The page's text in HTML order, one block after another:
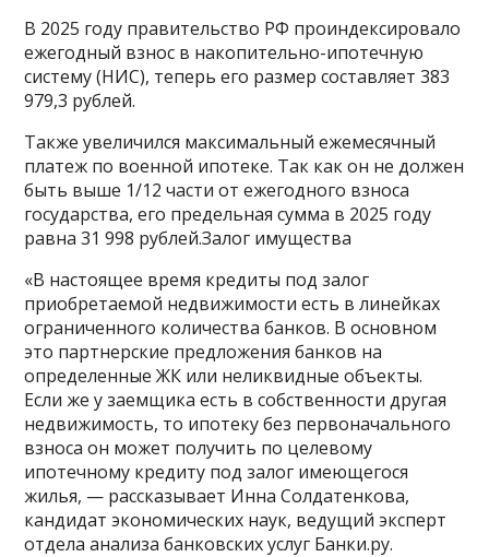
В 2025 году правительство РФ проиндексировало
ежегодный взнос в накопительно-ипотечную
систему (НИС), теперь его размер составляет 383
979,3 рублей.
Также увеличился максимальный ежемесячный
платеж по военной ипотеке. Так как он не должен
быть выше 1/12 части от ежегодного взноса
государства, его предельная сумма в 2025 году
равна 31 998 рублей.Залог имущества
«В настоящее время кредиты под залог
приобретаемой недвижимости есть в линейках
ограниченного количества банков. В основном
это партнерские предложения банков на
определенные ЖК или неликвидные объекты.
Если же у заемщика есть в собственности другая
недвижимость, то ипотеку без первоначального
взноса он может получить по целевому
ипотечному кредиту под залог имеющегося
жилья, — рассказывает Инна Солдатенкова,
кандидат экономических наук, ведущий эксперт
отдела анализа банковских услуг Банки.ру.